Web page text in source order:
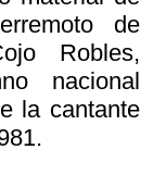
de
Robles,
nacional
la cantante